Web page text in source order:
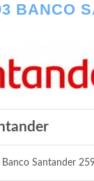
BANCO
Santander